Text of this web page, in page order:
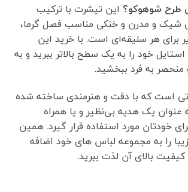
طرح شوهوکو؟این تیشرت با ترکیب
شیک و مدرن و خنکی مناسب فصل گرما،
برای هر سلیقه‌ای است. با خرید این
خود را به یک سطح بالاتر ببرید و به
به فرد ببخشید.
است که با دقت و هنرمندی ساخته شده
یک هدیه بی‌نظیر و یا همراه
خودتان مورد استفاده قرار گیرد. همین
را به مجموعه لباس های خود اضافه
بالای آن لذت ببرید.